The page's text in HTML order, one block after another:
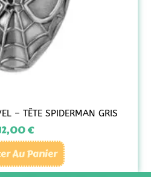
– TÊTE SPIDERMAN GRIS
€
Au Panier